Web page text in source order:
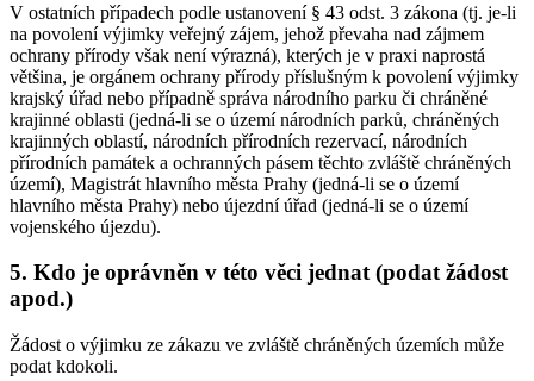
V ostatních případech podle ustanovení § 43 odst. 3 zákona (tj. je-li
na povolení výjimky veřejný zájem, jehož převaha nad zájmem
ochrany přírody však není výrazná), kterých je v praxi naprostá
většina, je orgánem ochrany přírody příslušným k povolení výjimky
krajský úřad nebo případně správa národního parku či chráněné
krajinné oblasti (jedná-li se o území národních parků, chráněných
krajinných oblastí, národních přírodních rezervací, národních
přírodních památek a ochranných pásem těchto zvláště chráněných
území), Magistrát hlavního města Prahy (jedná-li se o území
hlavního města Prahy) nebo újezdní úřad (jedná-li se o území
vojenského újezdu).
5. Kdo je oprávněn v této věci jednat (podat žádost
apod.)
Žádost o výjimku ze zákazu ve zvláště chráněných územích může
podat kdokoli.